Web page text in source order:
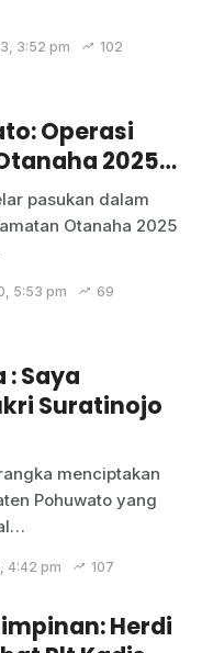
3:52 pm 102
Operasi
2025…
pasukan dalam
Otanaha 2025
5:53 pm 69
Saya
Suratinojo
menciptakan
Pohuwato yang
…
4:42 pm 107
Herdi